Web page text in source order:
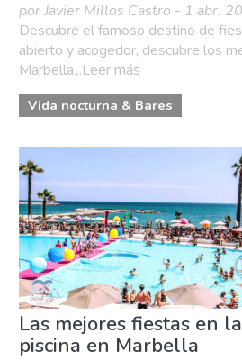
por Javier Millos Castro - 1 abr.
Descubre el famoso destino de
abierto y acogedor, descubre los
Marbella...Leer más
Vida nocturna & Bares
Las mejores fiestas en la
piscina en Marbella